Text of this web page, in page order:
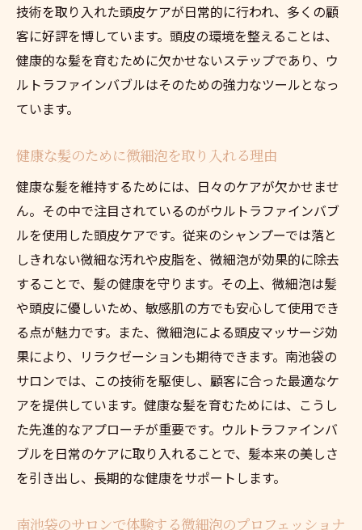
技術を取り入れた頭皮ケアが日常的に行われ、多くの顧
客に好評を博しています。頭皮の環境を整えることは、
健康的な髪を育むために欠かせないステップであり、ウ
ルトラファインバブルはそのための強力なツールとなっ
ています。
健康な髪のために微細泡を取り入れる理由
健康な髪を維持するためには、日々のケアが欠かせませ
ん。その中で注目されているのがウルトラファインバブ
ルを使用した頭皮ケアです。従来のシャンプーでは落と
しきれない微細な汚れや皮脂を、微細泡が効果的に除去
することで、髪の健康を守ります。その上、微細泡は髪
や頭皮に優しいため、敏感肌の方でも安心して使用でき
る点が魅力です。また、微細泡による頭皮マッサージ効
果により、リラクゼーションも期待できます。南池袋の
サロンでは、この技術を駆使し、顧客に合った最適なケ
アを提供しています。健康な髪を育むためには、こうし
た先進的なアプローチが重要です。ウルトラファインバ
ブルを日常のケアに取り入れることで、髪本来の美しさ
を引き出し、長期的な健康をサポートします。
南池袋のサロンで体験する微細泡のプロフェッショナ